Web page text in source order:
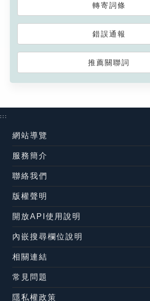
轉寄詞條
錯誤通報
推薦關聯詞
:::
網站導覽
服務簡介
聯絡我們
版權聲明
開放API使用說明
內嵌搜尋欄位說明
相關連結
常見問題
隱私權政策